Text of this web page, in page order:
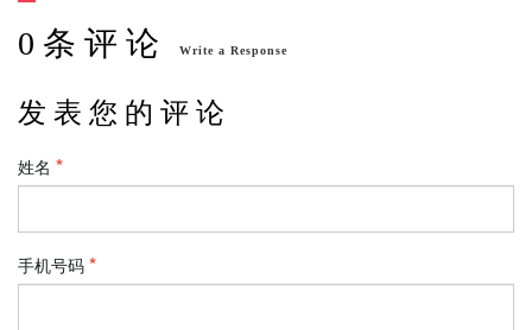
0 条 评 论 Write a Response
发 表 您 的 评 论
姓名
手机号码